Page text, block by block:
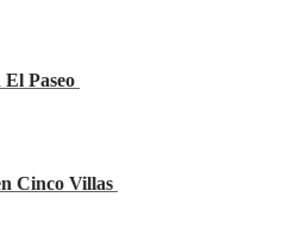
Paseo
Cinco Villas